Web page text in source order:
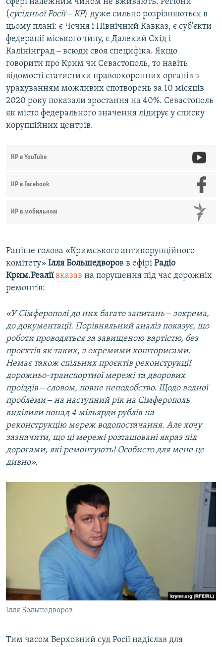
сфері належним чином не вживають. Регіони
(сусідньої Росії ‒ КР) дуже сильно розрізняються в
цьому плані: є Чечня і Північний Кавказ, є суб'єкти
федерації міського типу, є Далекий Схід і
Калінінград ‒ всюди своя специфіка. Якщо
говорити про Крим чи Севастополь, то навіть
відомості статистики правоохоронних органів з
урахуванням можливих спотворень за 10 місяців
2020 року показали зростання на 40%. Севастополь
як місто федерального значення лідирує у списку
корупційних центрів.
КР в YouTube
КР в Facebook
КР в мобильном
Раніше голова «Кримського антикорупційного
комітету» Ілля Большедворов в ефірі Радіо
Крим.Реалії вказав на порушення під час дорожніх
ремонтів:
«У Сімферополі до них багато запитань ‒ зокрема,
до документації. Порівняльний аналіз показує, що
роботи проводяться за завищеною вартістю, без
проєктів як таких, з окремими кошторисами.
Немає також спільних проєктів реконструкції
дорожньо-транспортної мережі та дворових
проїздів ‒ словом, повне неподобство. Щодо водної
проблеми ‒ на наступний рік на Сімферополь
виділили понад 4 мільярди рублів на
реконструкцію мереж водопостачання. Але хочу
зазначити, що ці мережі розташовані якраз під
дорогами, які ремонтують! Особисто для мене це
дивно».
Ілля Большедворов
Тим часом Верховний суд Росії надіслав для